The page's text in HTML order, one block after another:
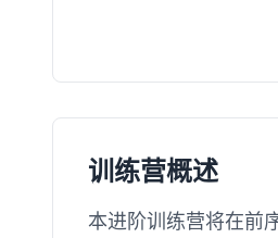
训练营概述
本进阶训练营将在前